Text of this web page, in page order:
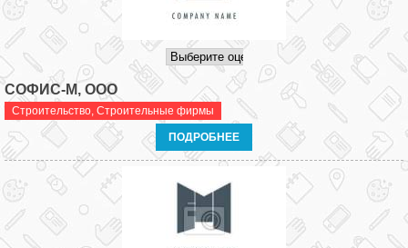
СОФИС-М, ООО
Строительство, Строительные фирмы
ПОДРОБНЕЕ